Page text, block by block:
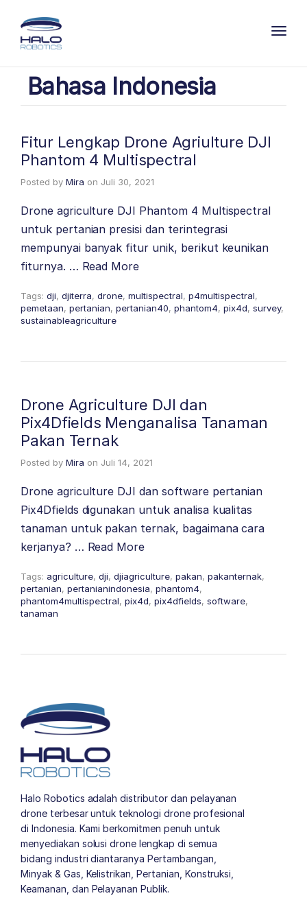
Bahasa Indonesia
Fitur Lengkap Drone Agriulture DJI
Phantom 4 Multispectral
Posted by Mira on Juli 30, 2021
Drone agriculture DJI Phantom 4 Multispectral
untuk pertanian presisi dan terintegrasi
mempunyai banyak fitur unik, berikut keunikan
fiturnya. … Read More
Tags: dji, djiterra, drone, multispectral, p4multispectral,
pemetaan, pertanian, pertanian40, phantom4, pix4d, survey,
sustainableagriculture
Drone Agriculture DJI dan
Pix4Dfields Menganalisa Tanaman
Pakan Ternak
Posted by Mira on Juli 14, 2021
Drone agriculture DJI dan software pertanian
Pix4Dfields digunakan untuk analisa kualitas
tanaman untuk pakan ternak, bagaimana cara
kerjanya? … Read More
Tags: agriculture, dji, djiagriculture, pakan, pakanternak,
pertanian, pertanianindonesia, phantom4,
phantom4multispectral, pix4d, pix4dfields, software,
tanaman
Halo Robotics adalah distributor dan pelayanan
drone terbesar untuk teknologi drone profesional
di Indonesia. Kami berkomitmen penuh untuk
menyediakan solusi drone lengkap di semua
bidang industri diantaranya Pertambangan,
Minyak & Gas, Kelistrikan, Pertanian, Konstruksi,
Keamanan, dan Pelayanan Publik.